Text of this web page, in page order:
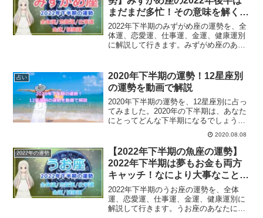
まだまだ多忙！その意味を解くカ
ギを見つける時間
2022年下半期のみずがめ座の運勢を、全
体運、恋愛運、仕事運、金運、健康運別
に解説して行きます。みずがめ座のあな
占い
2020年下半期の運勢！12星座別
の運勢を動画で解説
2020年下半期の運勢を、12星座別に占っ
てみました。2020年の下半期は、あなた
にとってどんな下半期になるでしょう
か？12星座別の運勢を動画で詳しく解説
2020.08.08
2022年の運勢
【2022年下半期の魚座の運勢】
2022年下半期は夢もお金も両方
キャッチ！なにより大事なことは
あなた自身が楽しむこと
2022年下半期のうお座の運勢を、全体
運、恋愛運、仕事運、金運、健康運別に
解説して行きます。うお座のあなたにと